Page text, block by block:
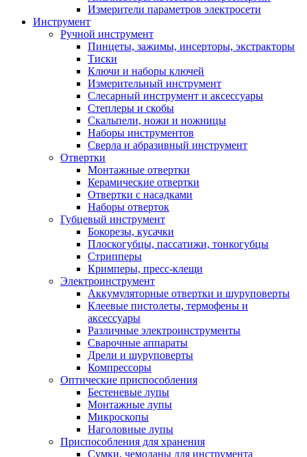
Измерители параметров электросети
Инструмент
Ручной инструмент
Пинцеты, зажимы, инсерторы, экстракторы
Тиски
Ключи и наборы ключей
Измерительный инструмент
Слесарный инструмент и аксессуары
Степлеры и скобы
Скальпели, ножи и ножницы
Наборы инструментов
Сверла и абразивный инструмент
Отвертки
Монтажные отвертки
Керамические отвертки
Отвертки с насадками
Наборы отверток
Губцевый инструмент
Бокорезы, кусачки
Плоскогубцы, пассатижи, тонкогубцы
Стрипперы
Кримперы, пресс-клещи
Электроинструмент
Аккумуляторные отвертки и шуруповерты
Клеевые пистолеты, термофены и
аксессуары
Различные электроинструменты
Сварочные аппараты
Дрели и шуруповерты
Компрессоры
Оптические приспособления
Бестеневые лупы
Монтажные лупы
Микроскопы
Наголовные лупы
Приспособления для хранения
Сумки, чемоданы для инструмента